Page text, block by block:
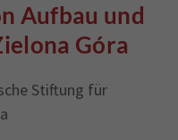
Aufbau und
Góra
Stiftung für